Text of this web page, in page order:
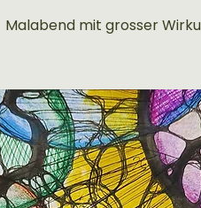
Malabend mit grosser